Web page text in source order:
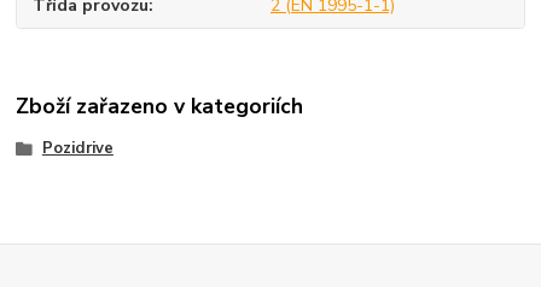
Třída provozu 2 (EN 1995-1-1)
Zboží zařazeno v kategoriích
Pozidrive